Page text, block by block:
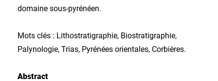
domaine sous-pyrénéen.
Mots clés : Lithostratigraphie, Biostratigraphie,
Palynologie, Trias, Pyrénées orientales, Corbières.
Abstract